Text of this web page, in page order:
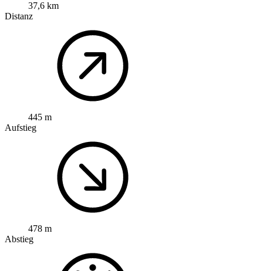
37,6 km
Distanz
445 m
Aufstieg
478 m
Abstieg